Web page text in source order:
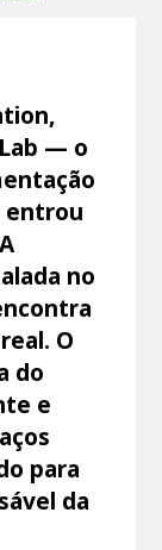
— o
entrou
no
O
do
e
para
da